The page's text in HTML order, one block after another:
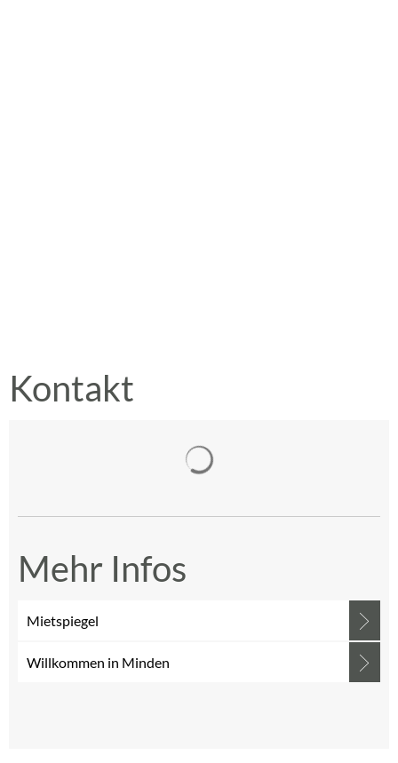
Kontakt
Mehr Infos
Mietspiegel
Willkommen in Minden